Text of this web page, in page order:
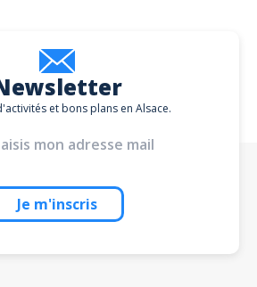
et bons plans en Alsace.
Je m'inscris